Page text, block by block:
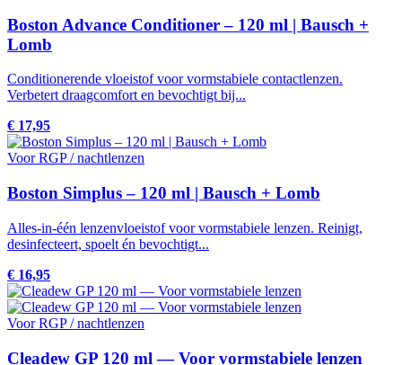
Boston Advance Conditioner – 120 ml | Bausch +
Lomb
Conditionerende vloeistof voor vormstabiele contactlenzen.
Verbetert draagcomfort en bevochtigt bij...
€ 17,95
Voor RGP / nachtlenzen
Boston Simplus – 120 ml | Bausch + Lomb
Alles-in-één lenzenvloeistof voor vormstabiele lenzen. Reinigt,
desinfecteert, spoelt én bevochtigt...
€ 16,95
Voor RGP / nachtlenzen
Cleadew GP 120 ml — Voor vormstabiele lenzen